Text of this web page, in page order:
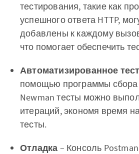
тестирования, такие как
успешного ответа HTTP,
добавлены к каждому
что помогает обеспечить
Автоматизированное
помощью программы
Newman тесты можно
итераций, экономя время
тесты.
Отладка – Консоль